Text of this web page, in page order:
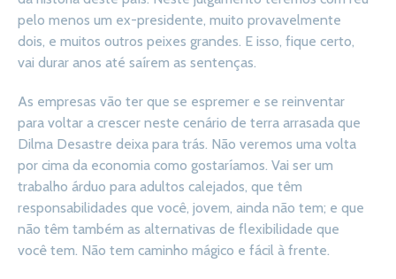
pelo menos um ex-presidente, muito provavelmente
dois, e muitos outros peixes grandes. E isso, fique certo,
vai durar anos até saírem as sentenças.
As empresas vão ter que se espremer e se reinventar
para voltar a crescer neste cenário de terra arrasada que
Dilma Desastre deixa para trás. Não veremos uma volta
por cima da economia como gostaríamos. Vai ser um
trabalho árduo para adultos calejados, que têm
responsabilidades que você, jovem, ainda não tem; e que
não têm também as alternativas de flexibilidade que
você tem. Não tem caminho mágico e fácil à frente.